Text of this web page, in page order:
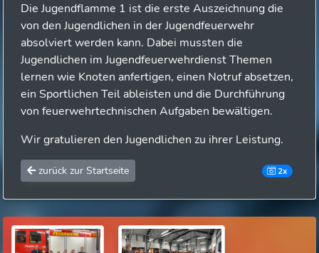
Die Jugendflamme 1 ist die erste Auszeichnung die
von den Jugendlichen in der Jugendfeuerwehr
absolviert werden kann. Dabei mussten die
Jugendlichen im Jugendfeuerwehrdienst Themen
lernen wie Knoten anfertigen, einen Notruf absetzen,
ein Sportlichen Teil ableisten und die Durchführung
von feuerwehrtechnischen Aufgaben bewältigen.
Wir gratulieren den Jugendlichen zu ihrer Leistung.
zurück zur Startseite 2x